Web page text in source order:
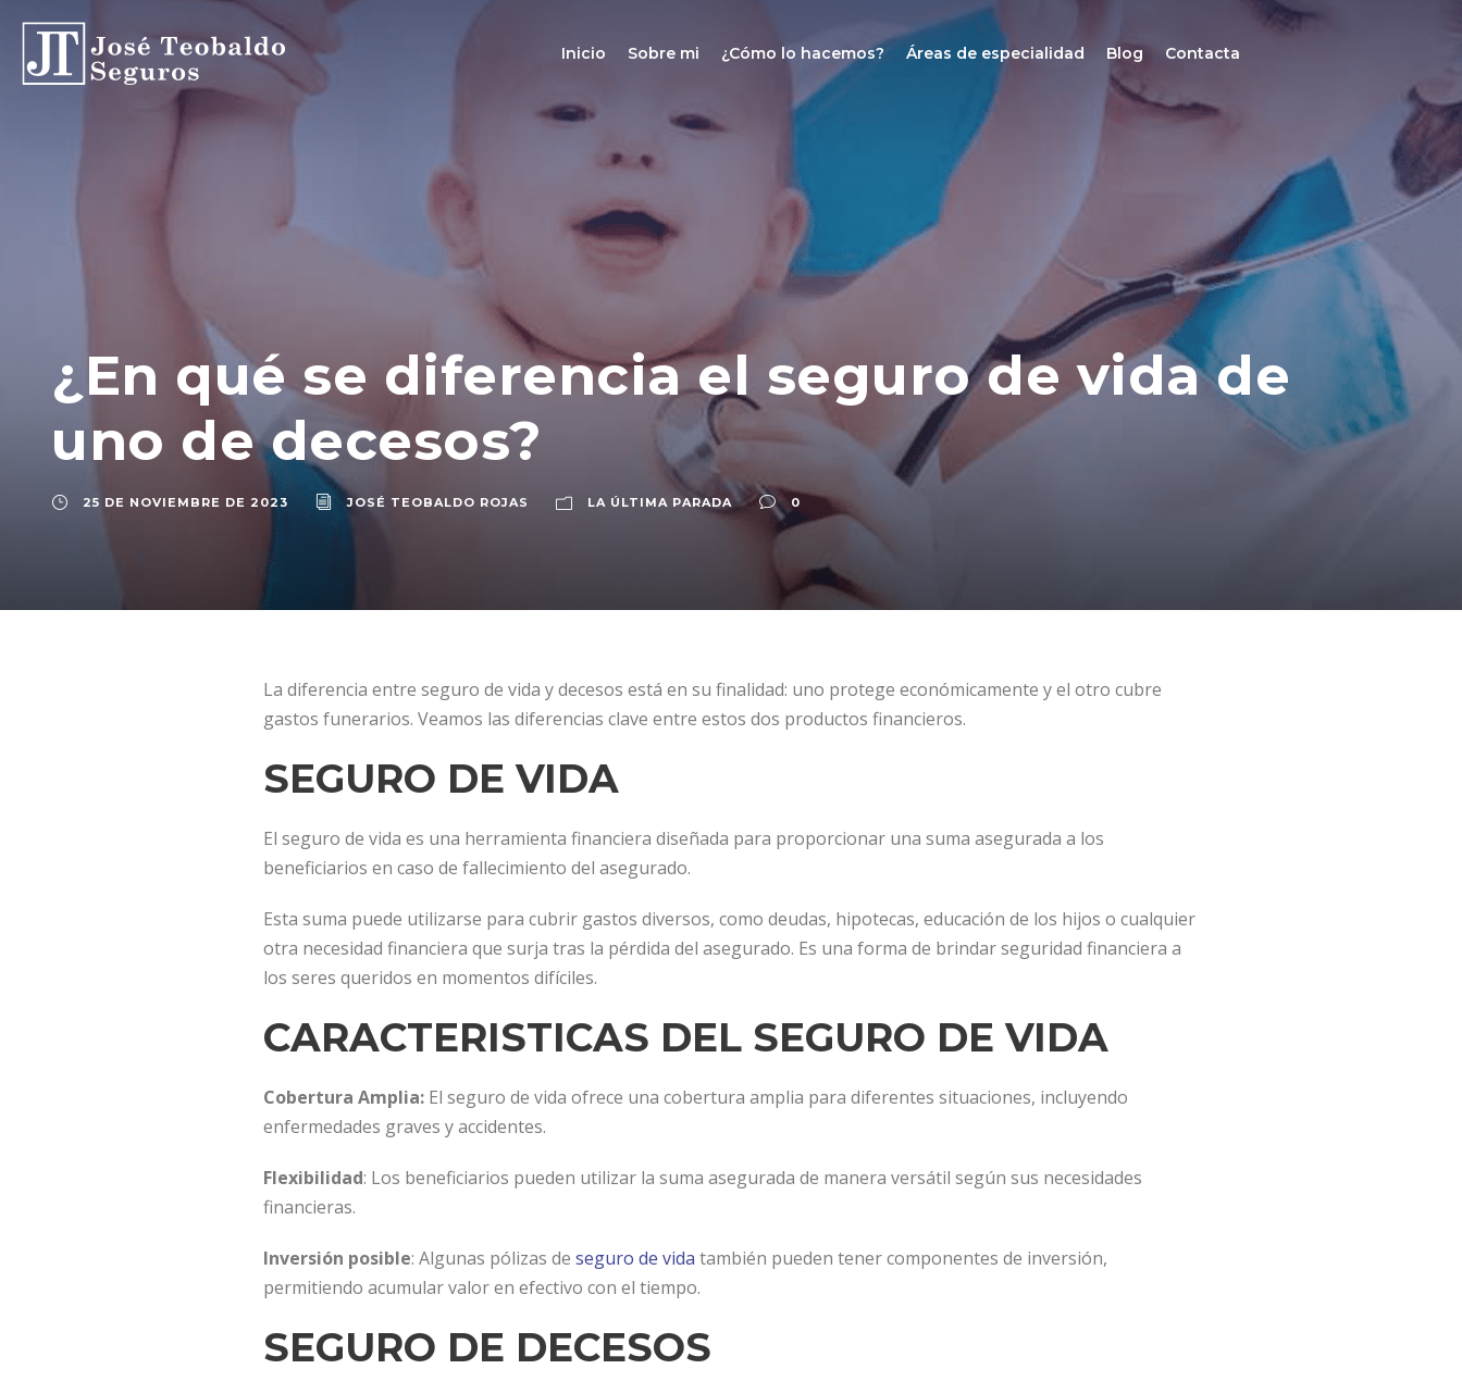
Inicio Sobre mi ¿Cómo lo hacemos? Áreas de especialidad Blog Contacta
¿En qué se diferencia el seguro de vida de
uno de decesos?
25 DE NOVIEMBRE DE 2023 JOSÉ TEOBALDO ROJAS LA ÚLTIMA PARADA 0
La diferencia entre seguro de vida y decesos está en su finalidad: uno protege económicamente y el otro cubre
gastos funerarios. Veamos las diferencias clave entre estos dos productos financieros.
SEGURO DE VIDA
El seguro de vida es una herramienta financiera diseñada para proporcionar una suma asegurada a los
beneficiarios en caso de fallecimiento del asegurado.
Esta suma puede utilizarse para cubrir gastos diversos, como deudas, hipotecas, educación de los hijos o cualquier
otra necesidad financiera que surja tras la pérdida del asegurado. Es una forma de brindar seguridad financiera a
los seres queridos en momentos difíciles.
CARACTERISTICAS DEL SEGURO DE VIDA
Cobertura Amplia: El seguro de vida ofrece una cobertura amplia para diferentes situaciones, incluyendo
enfermedades graves y accidentes.
Flexibilidad: Los beneficiarios pueden utilizar la suma asegurada de manera versátil según sus necesidades
financieras.
Inversión posible: Algunas pólizas de seguro de vida también pueden tener componentes de inversión,
permitiendo acumular valor en efectivo con el tiempo.
SEGURO DE DECESOS